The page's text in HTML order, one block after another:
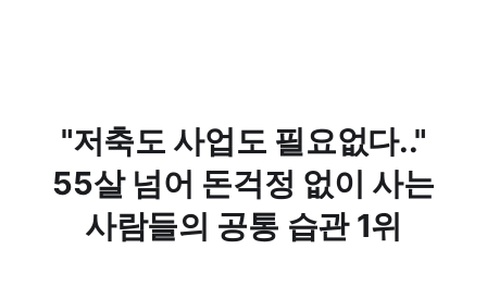
"저축도 사업도 필요없다.."
55살 넘어 돈걱정 없이 사는
사람들의 공통 습관 1위